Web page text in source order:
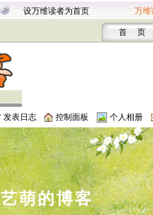
设万维读者为首页 万维
首 页
发表日志 控制面板 个人相册
艺萌的博客